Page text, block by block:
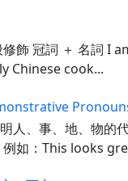
飾 冠詞 ＋ 名詞 I
Chinese cook...
人、事、地、物
如：This looks